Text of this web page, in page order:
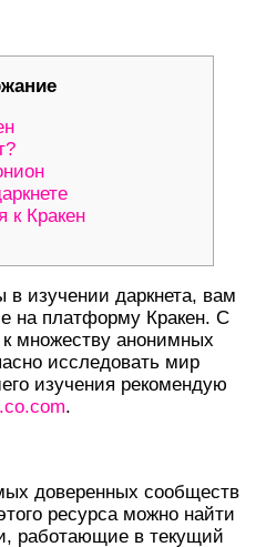
к Кракен
изучении даркнета, вам
на платформу Кракен. С
множеству анонимных
исследовать мир
изучения рекомендую
.
доверенных сообществ
ресурса можно найти
работающие в текущий